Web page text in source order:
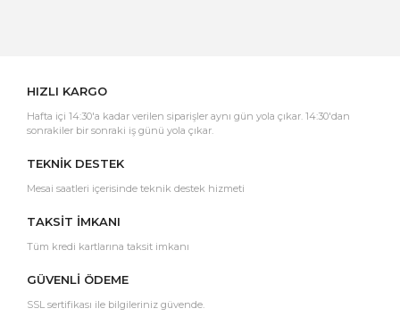
HIZLI KARGO
Hafta içi 14:30'a kadar verilen siparişler aynı gün yola çıkar. 14:30'dan
sonrakiler bir sonraki iş günü yola çıkar.
TEKNİK DESTEK
Mesai saatleri içerisinde teknik destek hizmeti
TAKSİT İMKANI
Tüm kredi kartlarına taksit imkanı
GÜVENLİ ÖDEME
SSL sertifikası ile bilgileriniz güvende.